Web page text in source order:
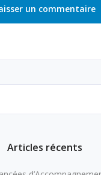
Articles récents